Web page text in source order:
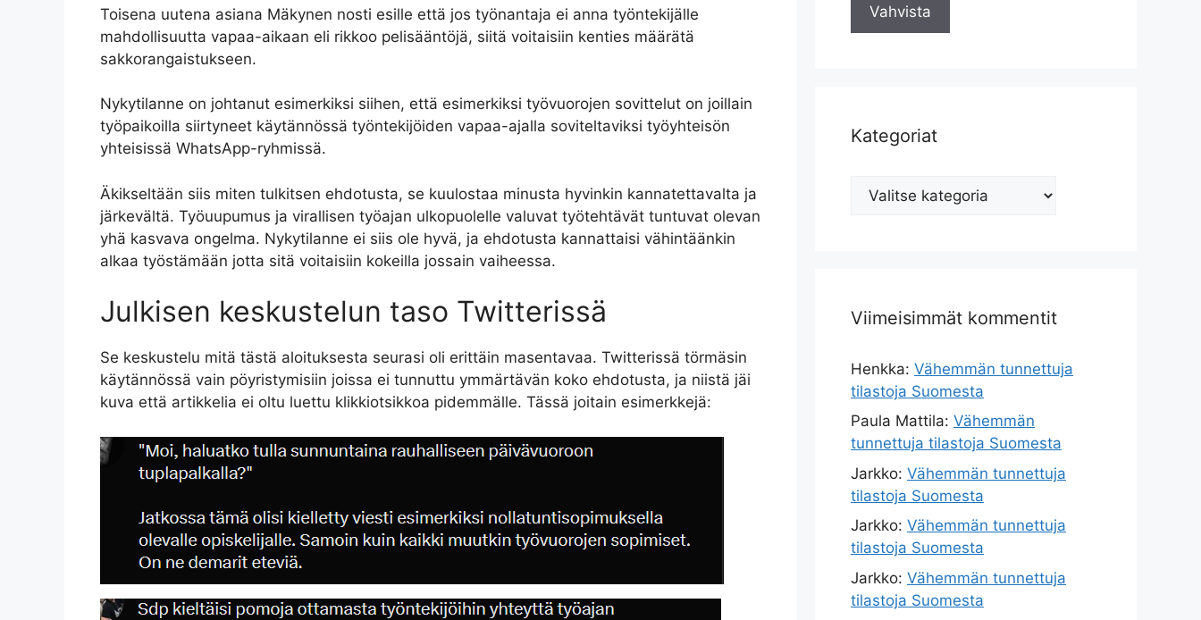
Toisena uutena asiana Mäkynen nosti esille että jos työnantaja ei anna työntekijälle
mahdollisuutta vapaa-aikaan eli rikkoo pelisääntöjä, siitä voitaisiin kenties määrätä
sakkorangaistukseen.
Nykytilanne on johtanut esimerkiksi siihen, että esimerkiksi työvuorojen sovittelut on joillain
työpaikoilla siirtyneet käytännössä työntekijöiden vapaa-ajalla soviteltaviksi työyhteisön
yhteisissä WhatsApp-ryhmissä.
Äkikseltään siis miten tulkitsen ehdotusta, se kuulostaa minusta hyvinkin kannatettavalta ja
järkevältä. Työuupumus ja virallisen työajan ulkopuolelle valuvat työtehtävät tuntuvat olevan
yhä kasvava ongelma. Nykytilanne ei siis ole hyvä, ja ehdotusta kannattaisi vähintäänkin
alkaa työstämään jotta sitä voitaisiin kokeilla jossain vaiheessa.
Julkisen keskustelun taso Twitterissä
Se keskustelu mitä tästä aloituksesta seurasi oli erittäin masentavaa. Twitterissä törmäsin
käytännössä vain pöyristymisiin joissa ei tunnuttu ymmärtävän koko ehdotusta, ja niistä jäi
kuva että artikkelia ei oltu luettu klikkiotsikkoa pidemmälle. Tässä joitain esimerkkejä:
Kategoriat
Kategoriat
Viimeisimmät kommentit
Henkka: Vähemmän tunnettuja
tilastoja Suomesta
Paula Mattila: Vähemmän
tunnettuja tilastoja Suomesta
Jarkko: Vähemmän tunnettuja
tilastoja Suomesta
Jarkko: Vähemmän tunnettuja
tilastoja Suomesta
Jarkko: Vähemmän tunnettuja
tilastoja Suomesta